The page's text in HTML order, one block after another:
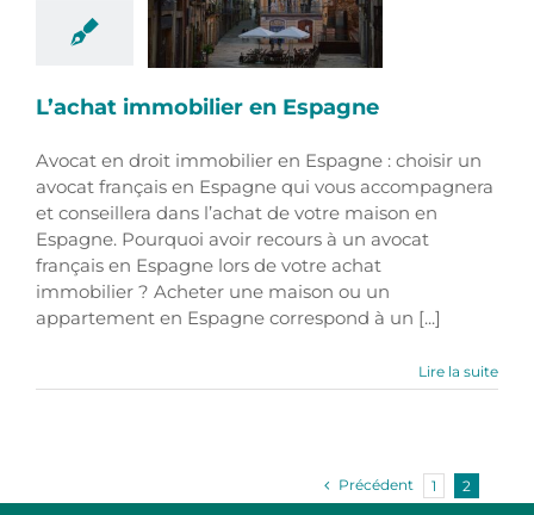
L’achat immobilier en Espagne
Avocat en droit immobilier en Espagne : choisir un
avocat français en Espagne qui vous accompagnera
et conseillera dans l’achat de votre maison en
Espagne. Pourquoi avoir recours à un avocat
français en Espagne lors de votre achat
immobilier ? Acheter une maison ou un
appartement en Espagne correspond à un [...]
Lire la suite
Précédent 1 2